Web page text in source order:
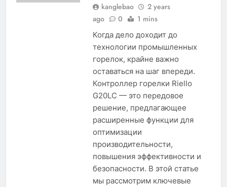
kanglebao
2 years
ago
0 1 mins
Когда дело доходит до
технологии промышленных
горелок, крайне важно
оставаться на шаг впереди.
Контроллер горелки Riello
G20LC — это передовое
решение, предлагающее
расширенные функции для
оптимизации
производительности,
повышения эффективности и
безопасности. В этой статье
мы рассмотрим ключевые